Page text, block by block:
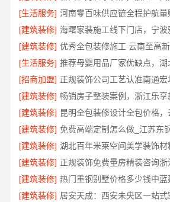
[生活服务] 河南零百味供应链全程护航
[建筑装修]
[建筑装修] 优秀全包装修施工 云南至高
[生活服务]
[招商加盟] 正规装饰公司工艺认准南通
[建筑装修]
[建筑装修]
[建筑装修] 免费高端定制怎么做_江苏东
[建筑装修]
[建筑装修]
[建筑装修]
[建筑装修]